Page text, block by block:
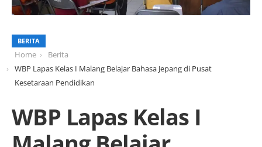
BERITA
Home
Berita
WBP Lapas Kelas I Malang Belajar Bahasa Jepang di Pusat
Kesetaraan Pendidikan
WBP Lapas Kelas I